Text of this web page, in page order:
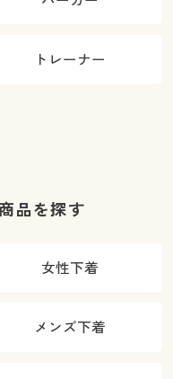
トレーナー
品を探す
女性下着
メンズ下着